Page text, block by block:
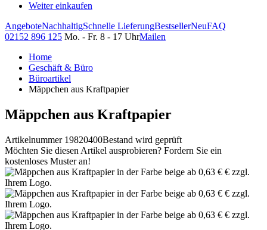
Weiter einkaufen
AngeboteNachhaltigSchnelle LieferungBestsellerNeuFAQ
02152 896 125 Mo. - Fr. 8 - 17 UhrMailen
Home
Geschäft & Büro
Büroartikel
Mäppchen aus Kraftpapier
Mäppchen aus Kraftpapier
Artikelnummer 19820400Bestand wird geprüft
Möchten Sie diesen Artikel ausprobieren? Fordern Sie ein
kostenloses Muster an!